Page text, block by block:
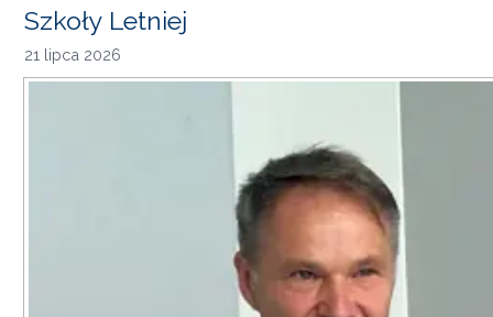
Szkoły Letniej
21 lipca 2026